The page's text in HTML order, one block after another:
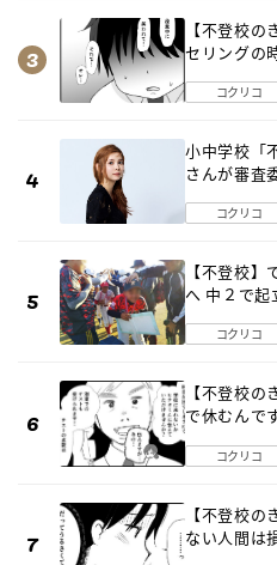
【不登校
セリングの
コクリコ
小中学校「
さんが審査
コクリコ
【不登校
へ 中２で起
コクリコ
【不登校
で休むんで
コクリコ
【不登校
ない人間は